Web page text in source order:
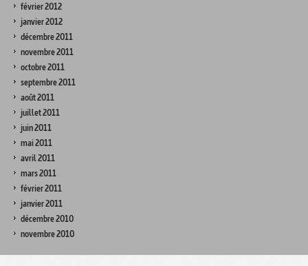
février 2012
janvier 2012
décembre 2011
novembre 2011
octobre 2011
septembre 2011
août 2011
juillet 2011
juin 2011
mai 2011
avril 2011
mars 2011
février 2011
janvier 2011
décembre 2010
novembre 2010